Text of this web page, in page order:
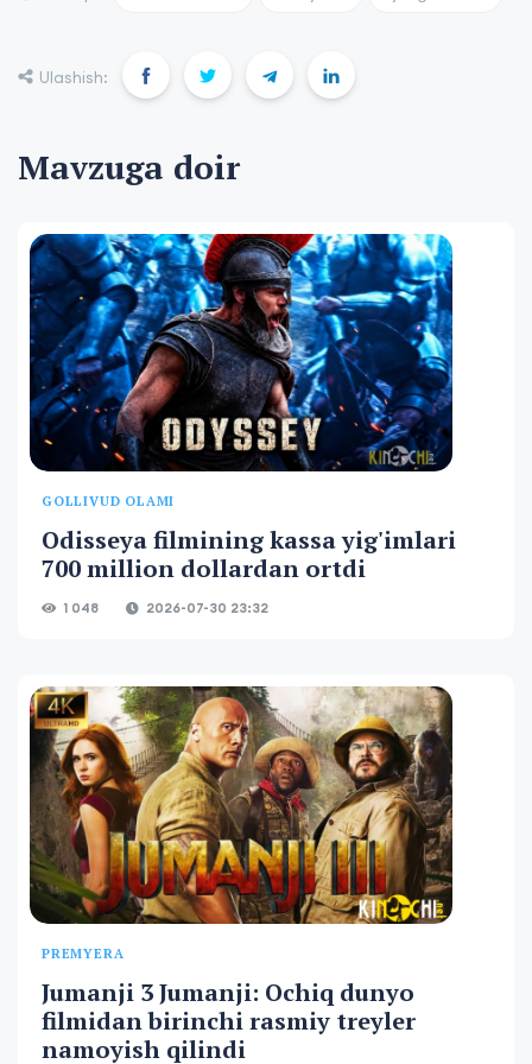
Ulashish:
Mavzuga doir
GOLLIVUD OLAMI
Odisseya filmining kassa yig'imlari
700 million dollardan ortdi
1 048 2026-07-30 23:32
PREMYERA
Jumanji 3 Jumanji: Ochiq dunyo
filmidan birinchi rasmiy treyler
namoyish qilindi